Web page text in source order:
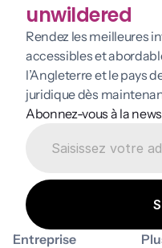
unwildered
Rendez les meilleures
accessibles et
l’Angleterre et le pays
juridique dès
Abonnez-vous à la
Entreprise